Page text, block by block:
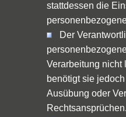
stattdessen die
Der
Verarbeitung nicht
benötigt sie
Ausübung oder
Rechtsansprüchen.